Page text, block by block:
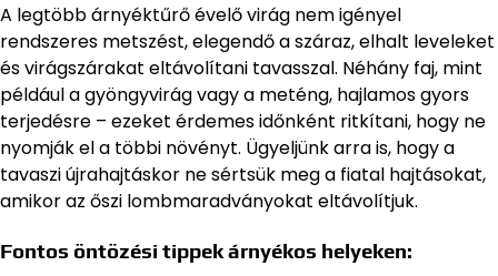
A legtöbb árnyéktűrő évelő virág nem igényel
rendszeres metszést, elegendő a száraz, elhalt leveleket
és virágszárakat eltávolítani tavasszal. Néhány faj, mint
például a gyöngyvirág vagy a meténg, hajlamos gyors
terjedésre – ezeket érdemes időnként ritkítani, hogy ne
nyomják el a többi növényt. Ügyeljünk arra is, hogy a
tavaszi újrahajtáskor ne sértsük meg a fiatal hajtásokat,
amikor az őszi lombmaradványokat eltávolítjuk.
Fontos öntözési tippek árnyékos helyeken: